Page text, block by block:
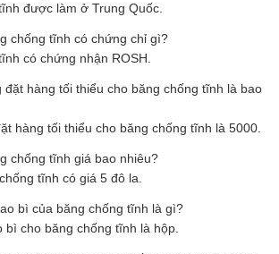
được làm ở Trung Quốc.
chống tĩnh có chứng chỉ gì?
có chứng nhận ROSH.
đặt hàng tối thiểu cho băng chống tĩnh là bao
hàng tối thiểu cho băng chống tĩnh là 5000.
chống tĩnh giá bao nhiêu?
tĩnh có giá 5 đô la.
bì của băng chống tĩnh là gì?
bì cho băng chống tĩnh là hộp.